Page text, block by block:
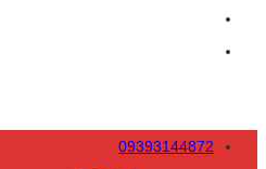
09393144872